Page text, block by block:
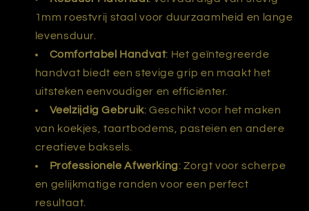
1mm roestvrij staal voor duurzaamheid en lange
levensduur.
Comfortabel Handvat: Het geïntegreerde
handvat biedt een stevige grip en maakt het
uitsteken eenvoudiger en efficiënter.
Veelzijdig Gebruik: Geschikt voor het maken
van koekjes, taartbodems, pasteien en andere
creatieve baksels.
Professionele Afwerking: Zorgt voor scherpe
en gelijkmatige randen voor een perfect
resultaat.